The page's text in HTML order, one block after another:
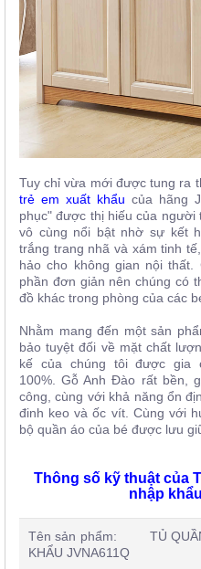
Tuy chỉ vừa mới được tung ra
trẻ em xuất khẩu của hãng
phục" được thị hiếu của
vô cùng nổi bật nhờ sự kết
trắng trang nhã và xám tinh
hảo cho không gian nội
phần đơn giản nên chúng có
đồ khác trong phòng của các
Nhằm mang đến một sản
bảo tuyệt đối về mặt chất
kế của chúng tôi được gia
100%. Gỗ Anh Đào rất bền,
công, cùng với khả năng ổn
đinh keo và ốc vít. Cùng với
bộ quần áo của bé được lưu
Thông số kỹ thuật của
nhập
Tên sản phẩm: TỦ QUẦN
KHẨU JVNA611Q